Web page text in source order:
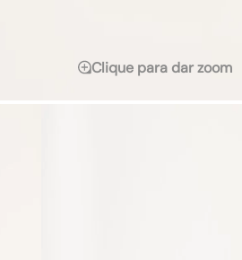
Clique para dar zoom